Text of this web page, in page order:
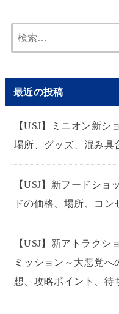
最近の投稿
【USJ】ミニオン新
場所、グッズ、混み具
【USJ】新フードシ
ドの価格、場所、コン
【USJ】新アトラクシ
ミッション～大悪党
想、攻略ポイント、待